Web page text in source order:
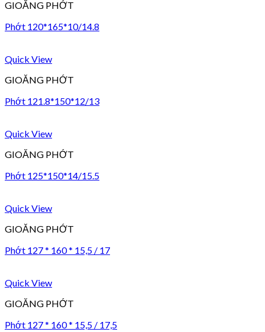
GIOĂNG PHỚT
Phớt 120*165*10/14.8
Quick View
GIOĂNG PHỚT
Phớt 121.8*150*12/13
Quick View
GIOĂNG PHỚT
Phớt 125*150*14/15.5
Quick View
GIOĂNG PHỚT
Phớt 127 * 160 * 15,5 / 17
Quick View
GIOĂNG PHỚT
Phớt 127 * 160 * 15,5 / 17,5